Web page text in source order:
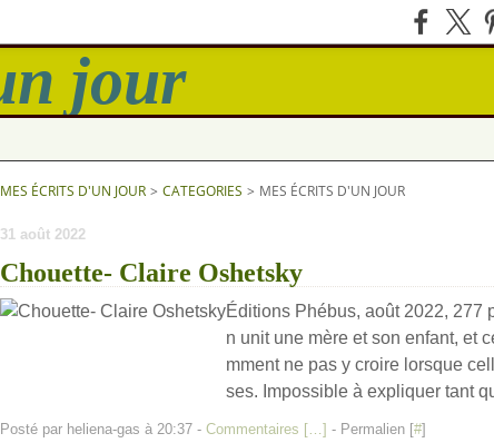
MES ÉCRITS D'UN JOUR > CATEGORIES > MES ÉCRITS D'UN JOUR
31 août 2022
Chouette- Claire Oshetsky
Éditions Phébus, août 2022, 277
n unit une mère et son enfant, et
mment ne pas y croire lorsque
ses. Impossible à expliquer tant
Posté par heliena-gas à 20:37 - Commentaires […] - Permalien [#]